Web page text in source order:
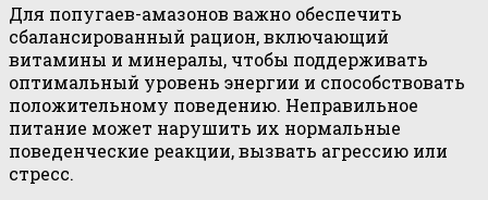
Для попугаев-амазонов важно обеспечить
сбалансированный рацион, включающий
витамины и минералы, чтобы поддерживать
оптимальный уровень энергии и способствовать
положительному поведению. Неправильное
питание может нарушить их нормальные
поведенческие реакции, вызвать агрессию или
стресс.